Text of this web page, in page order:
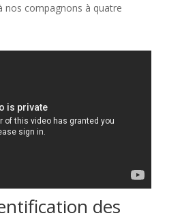
nos compagnons à quatre
des